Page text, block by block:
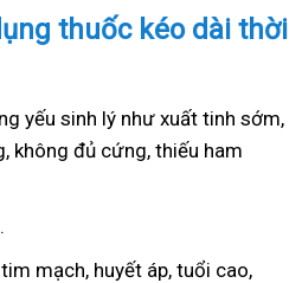
thuốc kéo dài thời
yếu sinh lý như xuất tinh sớm,
không đủ cứng, thiếu ham
mạch, huyết áp, tuổi cao,